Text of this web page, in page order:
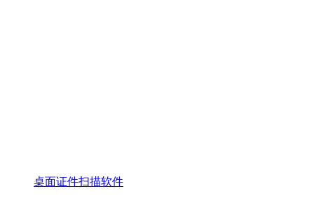
桌面证件扫描软件